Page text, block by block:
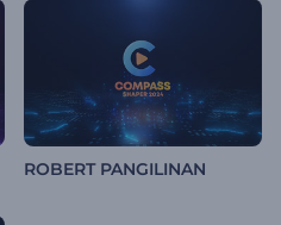
ROBERT PANGILINAN